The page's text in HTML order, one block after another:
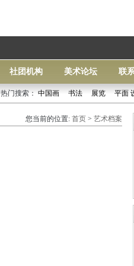
社团机构 美术论坛 联
热门搜索： 中国画 书法 展览 平面
您当前的位置: 首页 > 艺术档案